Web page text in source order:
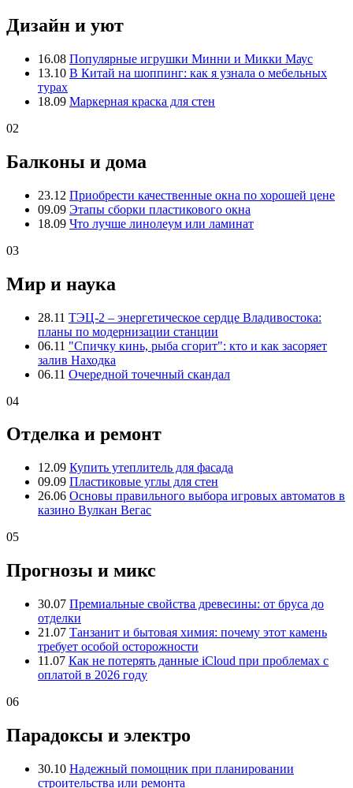
Дизайн и уют
16.08 Популярные игрушки Минни и Микки Маус
13.10 В Китай на шоппинг: как я узнала о мебельных
турах
18.09 Маркерная краска для стен
02
Балконы и дома
23.12 Приобрести качественные окна по хорошей цене
09.09 Этапы сборки пластикового окна
18.09 Что лучше линолеум или ламинат
03
Мир и наука
28.11 ТЭЦ-2 – энергетическое сердце Владивостока:
планы по модернизации станции
06.11 "Спичку кинь, рыба сгорит": кто и как засоряет
залив Находка
06.11 Очередной точечный скандал
04
Отделка и ремонт
12.09 Купить утеплитель для фасада
09.09 Пластиковые углы для стен
26.06 Основы правильного выбора игровых автоматов в
казино Вулкан Вегас
05
Прогнозы и микс
30.07 Премиальные свойства древесины: от бруса до
отделки
21.07 Танзанит и бытовая химия: почему этот камень
требует особой осторожности
11.07 Как не потерять данные iCloud при проблемах с
оплатой в 2026 году
06
Парадоксы и электро
30.10 Надежный помощник при планировании
строительства или ремонта